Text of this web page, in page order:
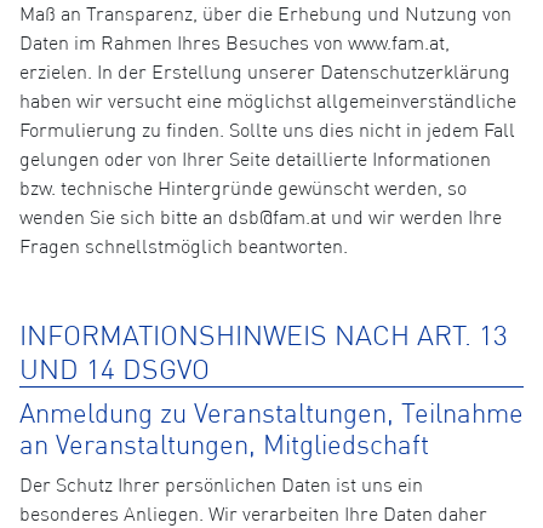
Maß an Transparenz, über die Erhebung und Nutzung von
Daten im Rahmen Ihres Besuches von www.fam.at,
erzielen. In der Erstellung unserer Datenschutzerklärung
haben wir versucht eine möglichst allgemeinverständliche
Formulierung zu finden. Sollte uns dies nicht in jedem Fall
gelungen oder von Ihrer Seite detaillierte Informationen
bzw. technische Hintergründe gewünscht werden, so
wenden Sie sich bitte an dsb@fam.at und wir werden Ihre
Fragen schnellstmöglich beantworten.
INFORMATIONSHINWEIS NACH ART. 13
UND 14 DSGVO
Anmeldung zu Veranstaltungen, Teilnahme
an Veranstaltungen, Mitgliedschaft
Der Schutz Ihrer persönlichen Daten ist uns ein
besonderes Anliegen. Wir verarbeiten Ihre Daten daher